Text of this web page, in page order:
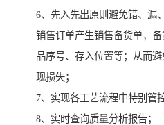
6、先入先出原则避免错、漏
销售订单产生销售备货单，
品序号、存入位置等；从而
现损失；
7、实现各工艺流程中特别管控
8、实时查询质量分析报告；